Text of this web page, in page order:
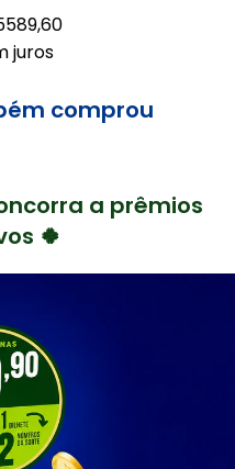
juros
comprou
a prêmios
🍀